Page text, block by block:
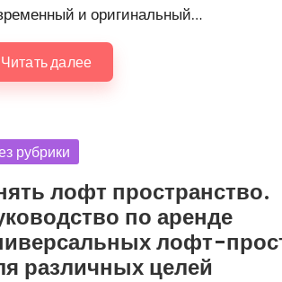
и оригинальный…
Читать далее
рубрики
лофт пространство.
по аренде
лофт-
различных целей